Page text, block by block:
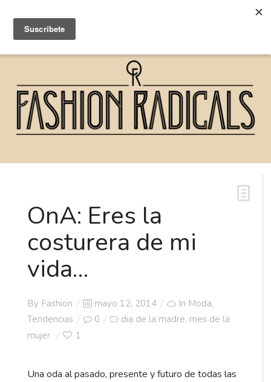
OnA: Eres la
costurera de mi
vida…
By Fashion
Posted
on
mayo 12, 2014 In Moda,
Tendencias
0 dia de la madre, mes de la
mujer
1
Una oda al pasado, presente y futuro de todas las